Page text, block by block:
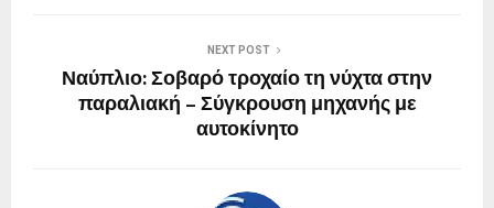
NEXT POST
Ναύπλιο: Σοβαρό τροχαίο τη νύχτα στην
παραλιακή – Σύγκρουση μηχανής με
αυτοκίνητο